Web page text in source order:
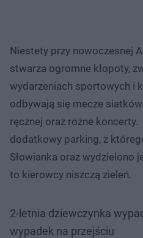
Niestety przy nowoczesnej
stwarza ogromne kłopoty,
wydarzeniach sportowych i
odbywają się mecze
ręcznej oraz różne
dodatkowy parking, z
Słowianka oraz wydzielono
to kierowcy niszczą zieleń.
2-letnia dziewczynka
wypadek na przejściu